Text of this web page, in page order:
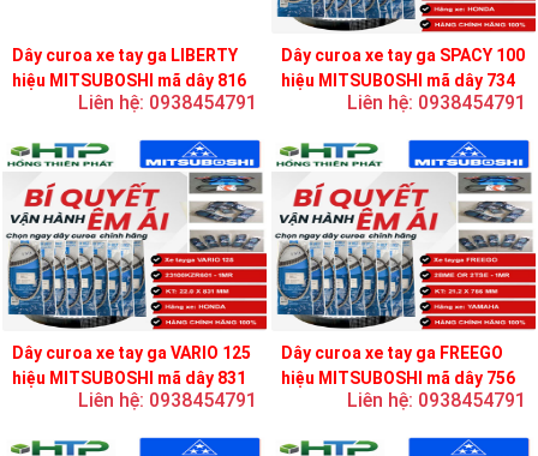
Dây curoa xe tay ga LIBERTY
hiệu MITSUBOSHI mã dây 816
Liên hệ: 0938454791
Dây curoa xe tay ga SPACY 100
hiệu MITSUBOSHI mã dây 734
Liên hệ: 0938454791
Dây curoa xe tay ga VARIO 125
hiệu MITSUBOSHI mã dây 831
Liên hệ: 0938454791
Dây curoa xe tay ga FREEGO
hiệu MITSUBOSHI mã dây 756
Liên hệ: 0938454791